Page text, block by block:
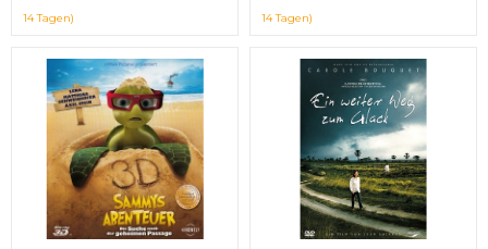
14 Tagen)
14 Tagen)